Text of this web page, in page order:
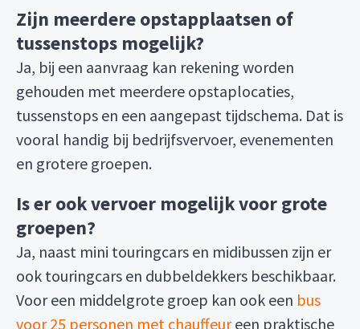
Zijn meerdere opstapplaatsen of
tussenstops mogelijk?
Ja, bij een aanvraag kan rekening worden
gehouden met meerdere opstaplocaties,
tussenstops en een aangepast tijdschema. Dat is
vooral handig bij bedrijfsvervoer, evenementen
en grotere groepen.
Is er ook vervoer mogelijk voor grote
groepen?
Ja, naast mini touringcars en midibussen zijn er
ook touringcars en dubbeldekkers beschikbaar.
Voor een middelgrote groep kan ook een bus
voor 25 personen met chauffeureen praktische